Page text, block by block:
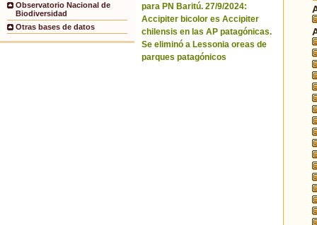
Observatorio Nacional de
Biodiversidad
Otras bases de datos
para PN Baritú. 27/9/2024:
Accipiter bicolor es Accipiter
chilensis en las AP patagónicas.
Se eliminó a Lessonia oreas de
parques patagónicos